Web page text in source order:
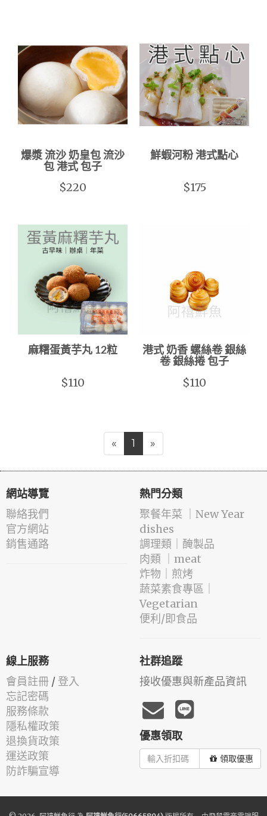
爆漿 流沙 奶皇包 流沙
包 港式 包子
$220
鮮蝦河粉 港式點心
$175
麻糬蛋黃芋丸 12粒
$110
港式 奶香 螺絲卷 銀絲
卷 銀絲捲 包子
$110
« 1 »
網站導覽
聯絡我們
官方網站
銷售通路
熱門分類
️聚餐年菜 ｜New Year
dishes
️調理類｜醃製品
肉類 ｜meat
️炸物｜煎烤
蔬菜素食專區｜
Vegetarian
便利/即食品
線上服務
會員註冊 / 登入
忘記密碼
服務條款
隱私權政策
退換貨政策
運送政策
防詐騙宣導
社群追蹤
接收優惠與新產品資訊
優惠領取
領取優惠